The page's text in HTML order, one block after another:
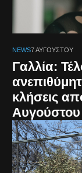
NEWS7 ΑΥΓΟΎΣΤΟΥ
Γαλλία:
κλήσεις
Αυγούστου